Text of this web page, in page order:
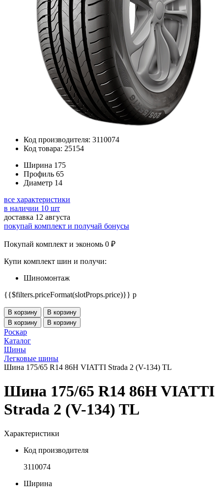
Код производителя: 3110074
Код товара: 25154
Ширина 175
Профиль 65
Диаметр 14
все характеристики
в наличии 10 шт
доставка 12 августа
покупай комплект и получай бонусы
Покупай комплект и экономь 0 ₽
Купи комплект шин и получи:
Шиномонтаж
{{$filters.priceFormat(slotProps.price)}} p
В корзину
В корзину
В корзину
В корзину
Роскар
Каталог
Шины
Легковые шины
Шина 175/65 R14 86H VIATTI Strada 2 (V-134) TL
Шина 175/65 R14 86H VIATTI
Strada 2 (V-134) TL
Характеристики
Код производителя
3110074
Ширина